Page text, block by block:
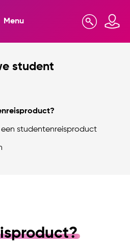
Menu
student
studentenreisproduct